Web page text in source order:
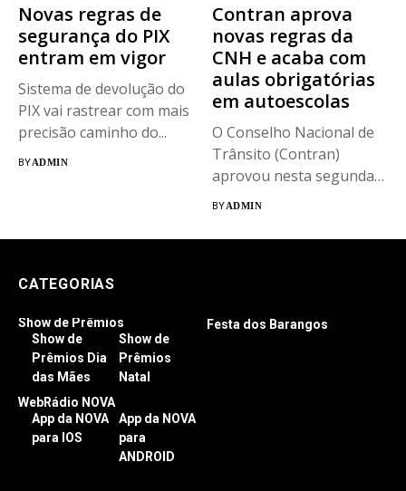
Novas regras de
segurança do PIX
entram em vigor
Sistema de devolução do
PIX vai rastrear com mais
precisão caminho do...
BYADMIN
Contran aprova
novas regras da
CNH e acaba com
aulas obrigatórias
em autoescolas
O Conselho Nacional de
Trânsito (Contran)
aprovou nesta segunda-
feira (1º) uma resolução
BYADMIN
CATEGORIAS
Show de Prêmios
Show de
Prêmios Dia
das Mães
Show de
Prêmios
Natal
Festa dos Barangos
WebRádio NOVA
App da NOVA
para IOS
App da NOVA
para
ANDROID